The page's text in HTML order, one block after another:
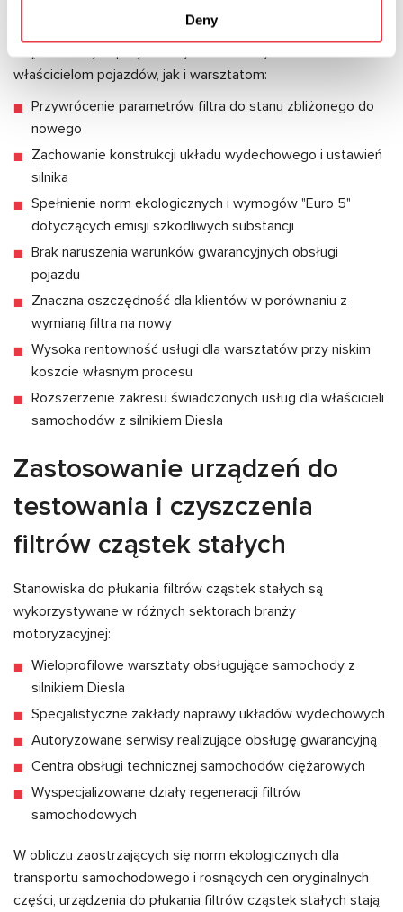
Deny
Wykorzystanie profesjonalnych urządzeń do płukania filtrów
właścicielom pojazdów, jak i warsztatom:
Przywrócenie parametrów filtra do stanu zbliżonego do
nowego
Zachowanie konstrukcji układu wydechowego i ustawień
silnika
Spełnienie norm ekologicznych i wymogów "Euro 5"
dotyczących emisji szkodliwych substancji
Brak naruszenia warunków gwarancyjnych obsługi
pojazdu
Znaczna oszczędność dla klientów w porównaniu z
wymianą filtra na nowy
Wysoka rentowność usługi dla warsztatów przy niskim
koszcie własnym procesu
Rozszerzenie zakresu świadczonych usług dla właścicieli
samochodów z silnikiem Diesla
Zastosowanie urządzeń do
testowania i czyszczenia
filtrów cząstek stałych
Stanowiska do płukania filtrów cząstek stałych są
wykorzystywane w różnych sektorach branży
motoryzacyjnej:
Wieloprofilowe warsztaty obsługujące samochody z
silnikiem Diesla
Specjalistyczne zakłady naprawy układów wydechowych
Autoryzowane serwisy realizujące obsługę gwarancyjną
Centra obsługi technicznej samochodów ciężarowych
Wyspecjalizowane działy regeneracji filtrów
samochodowych
W obliczu zaostrzających się norm ekologicznych dla
transportu samochodowego i rosnących cen oryginalnych
części, urządzenia do płukania filtrów cząstek stałych stają